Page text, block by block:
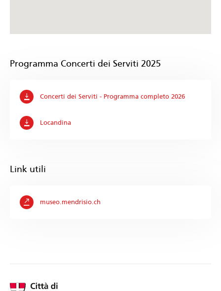
Programma Concerti dei Serviti 2025
Concerti dei Serviti - Programma completo 2026
Locandina
Link utili
museo.mendrisio.ch